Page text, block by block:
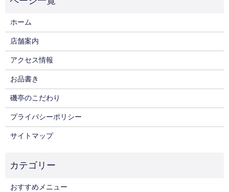
ホーム
店舗案内
アクセス情報
お品書き
磯亭のこだわり
プライバシーポリシー
サイトマップ
おすすめメニュー